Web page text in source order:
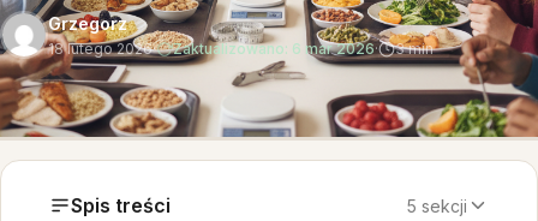
Grzegorz
18 lutego 2026· Zaktualizowano: 6 mar 2026· 3 min
Spis treści 5 sekcji